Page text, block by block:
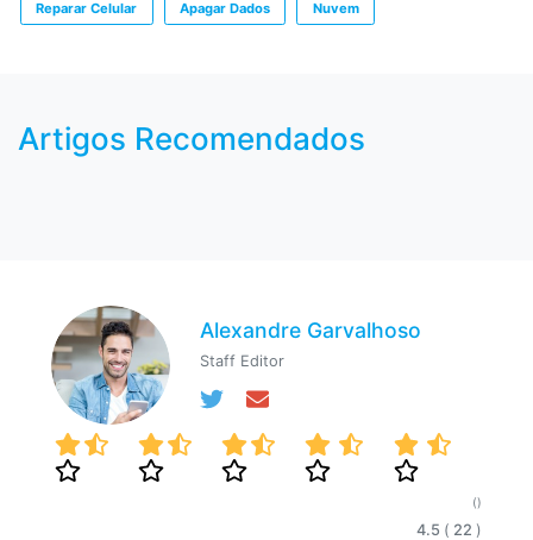
Reparar Celular Apagar Dados Nuvem
Artigos Recomendados
Alexandre Garvalhoso
Staff Editor
()
4.5 ( 22 )